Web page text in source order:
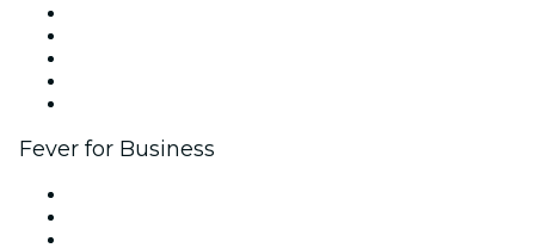
Fever for Business